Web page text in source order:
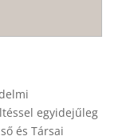
egyidejűleg
és Társai